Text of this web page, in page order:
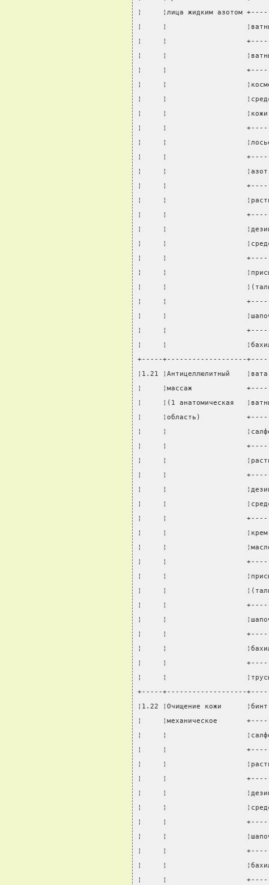
¦     ¦лица жидким азотом
¦     ¦
¦     ¦
¦     ¦
¦     ¦
¦     ¦
¦     ¦
¦     ¦
¦     ¦
¦     ¦
¦     ¦
¦     ¦
¦     ¦
¦     ¦
¦     ¦
¦     ¦
¦     ¦
¦     ¦
¦     ¦
¦     ¦
¦     ¦
¦     ¦
¦     ¦
¦     ¦                   ¦бахилы
+-----+-------------------
¦1.21 ¦Антицеллюлитный
¦     ¦массаж
¦     ¦(1 анатомическая
¦     ¦область)
¦     ¦
¦     ¦
¦     ¦
¦     ¦
¦     ¦
¦     ¦
¦     ¦
¦     ¦                   ¦крем
¦     ¦                   ¦масло
¦     ¦
¦     ¦
¦     ¦
¦     ¦
¦     ¦
¦     ¦
¦     ¦                   ¦бахилы
¦     ¦
¦     ¦                   ¦трусы
+-----+-------------------
¦1.22 ¦Очищение кожи
¦     ¦механическое
¦     ¦
¦     ¦
¦     ¦
¦     ¦
¦     ¦
¦     ¦
¦     ¦
¦     ¦
¦     ¦
¦     ¦                   ¦бахилы
¦     ¦